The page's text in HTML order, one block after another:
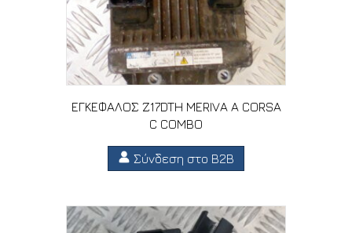
ΕΓΚΕΦΑΛΟΣ Z17DTH MERIVA A CORSA
C COMBO
Σύνδεση στο B2B